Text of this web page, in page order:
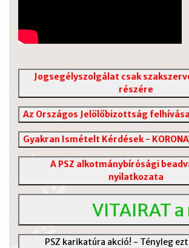
Jogsegélyszolgálat csak
részére
Az Országos Jelölőbizottság
Gyakran Ismételt Kérdések -
A PSZ alkotmánybírósági
nyilatkozata
VITAIRAT
PSZ karikatúra akció! - Tényleg